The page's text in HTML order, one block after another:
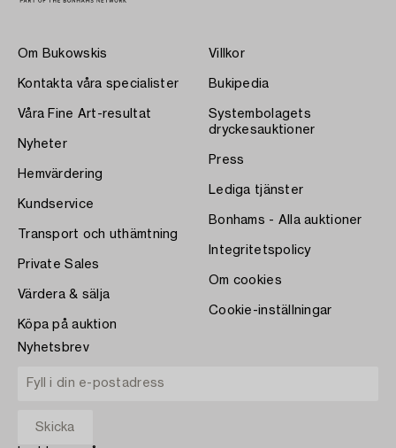
Om Bukowskis
Kontakta våra specialister
Våra Fine Art-resultat
Nyheter
Hemvärdering
Kundservice
Transport och uthämtning
Private Sales
Värdera & sälja
Köpa på auktion
Villkor
Bukipedia
Systembolagets
dryckesauktioner
Press
Lediga tjänster
Bonhams - Alla auktioner
Integritetspolicy
Om cookies
Cookie-inställningar
Nyhetsbrev